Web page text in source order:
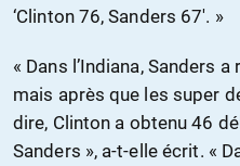
‘Clinton 76, Sanders 67′. »
« Dans l’Indiana, Sanders
mais après que les super
dire, Clinton a obtenu 46
Sanders », a-t-elle écrit. «